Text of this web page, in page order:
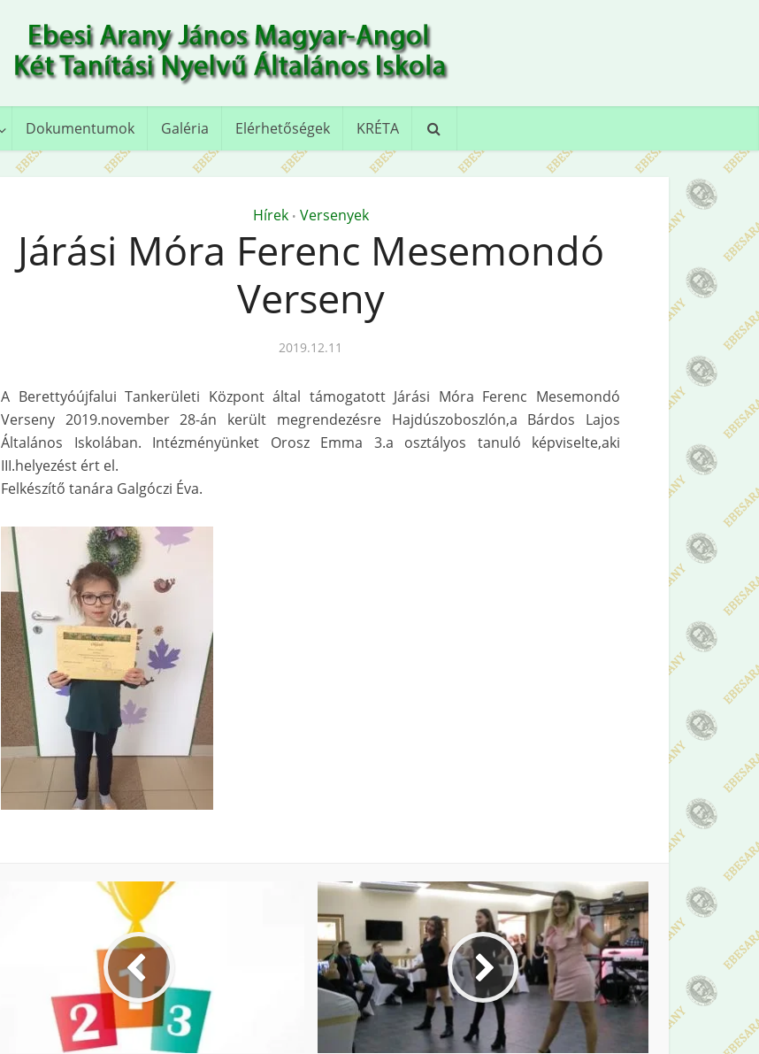
Dokumentumok Galéria Elérhetőségek KRÉTA
Hírek • Versenyek
Járási Móra Ferenc Mesemondó
Verseny
2019.12.11
A Berettyóújfalui Tankerületi Központ által támogatott Járási Móra Ferenc Mesemondó
Verseny 2019.november 28-án került megrendezésre Hajdúszoboszlón,a Bárdos Lajos
Általános Iskolában. Intézményünket Orosz Emma 3.a osztályos tanuló képviselte,aki
III.helyezést ért el.
Felkészítő tanára Galgóczi Éva.